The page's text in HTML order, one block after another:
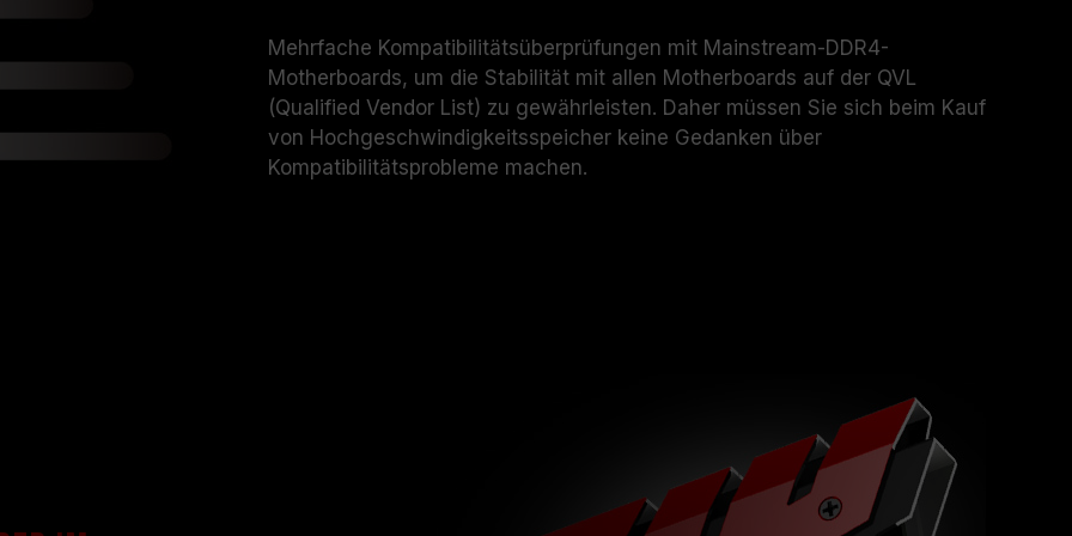
getestet. Bei Problemen mit dem Prozessor oder dem Motherboard wenden Sie
sich bitte an den jeweiligen Kundendienst des Prozessor- oder Motherboard-
Herstellers.
Mehrfache Kompatibilitätsüberprüfungen mit Mainstream-DDR4-
Motherboards, um die Stabilität mit allen Motherboards auf der QVL
(Qualified Vendor List) zu gewährleisten. Daher müssen Sie sich beim Kauf
von Hochgeschwindigkeitsspeicher keine Gedanken über
Kompatibilitätsprobleme machen.